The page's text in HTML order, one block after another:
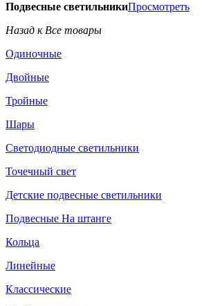
Подвесные светильникиПросмотреть
Назад к Все товары
Одиночные
Двойные
Тройные
Шары
Светодиодные светильники
Точечный свет
Детские подвесные светильники
Подвесные На штанге
Кольца
Линейные
Классические